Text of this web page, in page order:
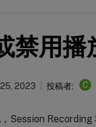
禁用播
2023 投稿者: C
Session